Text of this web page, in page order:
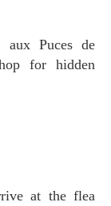
for hidden